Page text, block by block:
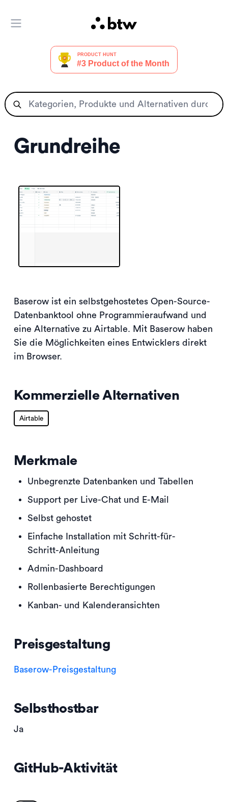
Hauptmenü öffnen
Grundreihe
Baserow ist ein selbstgehostetes Open-Source-
Datenbanktool ohne Programmieraufwand und
eine Alternative zu Airtable. Mit Baserow haben
Sie die Möglichkeiten eines Entwicklers direkt
im Browser.
Kommerzielle Alternativen
Airtable
Merkmale
Unbegrenzte Datenbanken und Tabellen
Support per Live-Chat und E-Mail
Selbst gehostet
Einfache Installation mit Schritt-für-
Schritt-Anleitung
Admin-Dashboard
Rollenbasierte Berechtigungen
Kanban- und Kalenderansichten
Preisgestaltung
Baserow-Preisgestaltung
Selbsthostbar
Ja
GitHub-Aktivität